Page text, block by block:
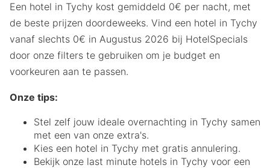
Een hotel in Tychy kost gemiddeld 0€ per nacht, met
de beste prijzen doordeweeks. Vind een hotel in Tychy
vanaf slechts 0€ in Augustus 2026 bij HotelSpecials
door onze filters te gebruiken om je budget en
voorkeuren aan te passen.
Onze tips:
Stel zelf jouw ideale overnachting in Tychy samen
met een van onze extra's.
Kies een hotel in Tychy met gratis annulering.
Bekijk onze last minute hotels in Tychy voor een